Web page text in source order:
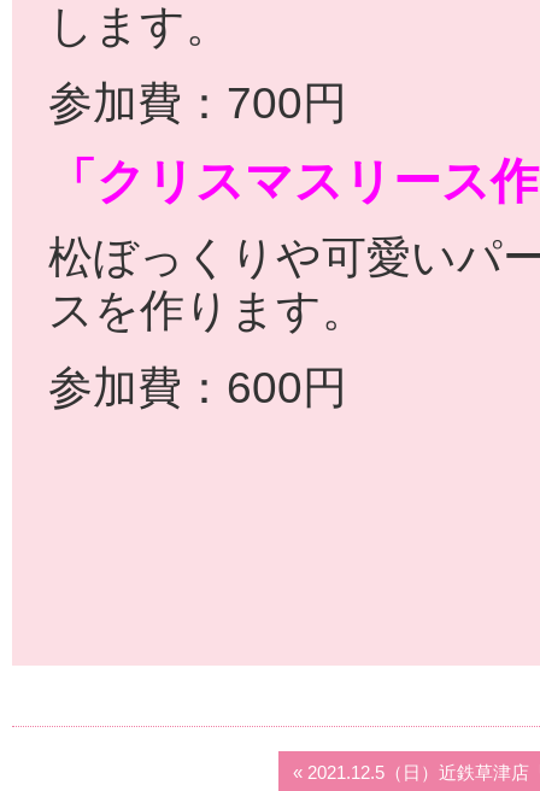
します。
参加費：700円
「クリスマスリース
松ぼっくりや可愛いパ
スを作ります。
参加費：600円
« 2021.12.5（日）近鉄草津店